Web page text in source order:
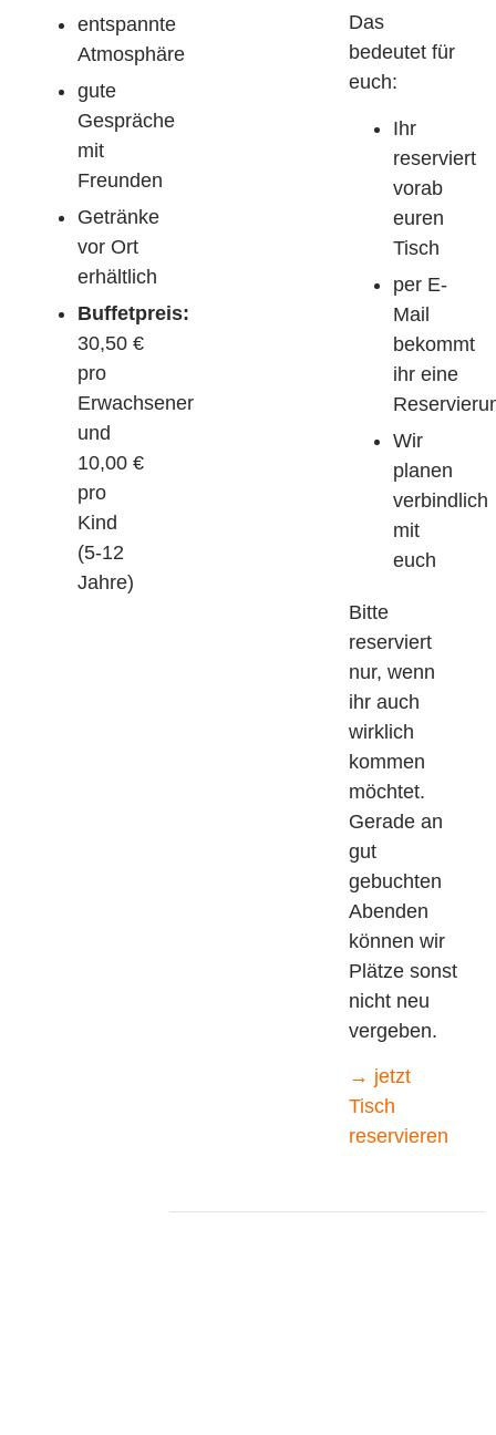
entspannte
Atmosphäre
gute
Gespräche
mit
Freunden
Getränke
vor Ort
erhältlich
Buffetpreis:
30,50 €
pro
Erwachsener
und
10,00 €
pro
Kind
(5-12
Jahre)
Das
bedeutet für
euch:
Ihr
reserviert
vorab
euren
Tisch
per E-
Mail
bekommt
ihr eine
Wir
planen
verbindlich
mit
euch
Bitte
reserviert
nur, wenn
ihr auch
wirklich
kommen
möchtet.
Gerade an
gut
gebuchten
Abenden
können wir
Plätze sonst
nicht neu
vergeben.
→ jetzt
Tisch
reservieren